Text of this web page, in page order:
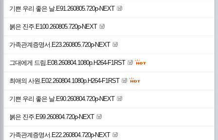
기쁜 우리 좋은 날.E91.260805.720p-NEXT
붉은 진주.E100.260805.720p-NEXT
가족관계증명서.E23.260805.720p-NEXT
그대에게 드림.E08.260804.1080p.H264-F1RST
최애의 사원.E02.260804.1080p.H264-F1RST
기쁜 우리 좋은 날.E90.260804.720p-NEXT
붉은 진주.E99.260804.720p-NEXT
가족관계증명서.E22.260804.720p-NEXT